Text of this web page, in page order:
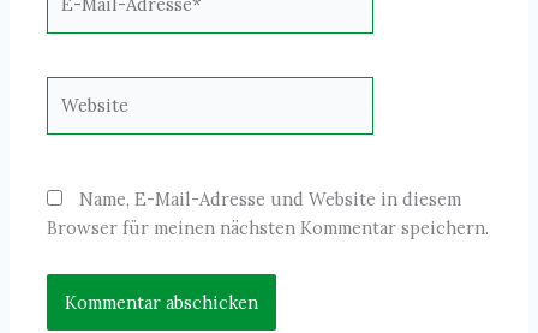
Mail-
Name, E-Mail-Adresse und Website in diesem
Browser für meinen nächsten Kommentar speichern.